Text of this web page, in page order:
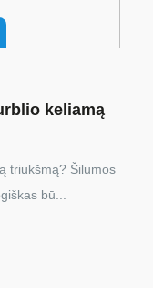
keliamą
triukšmą? Šilumos
bū...